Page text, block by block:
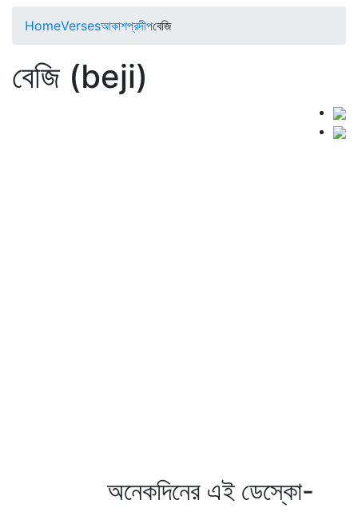
HomeVersesআকাশপ্রদীপবেজি
বেজি (beji)
অনেকদিনের এই ডেস্কো-